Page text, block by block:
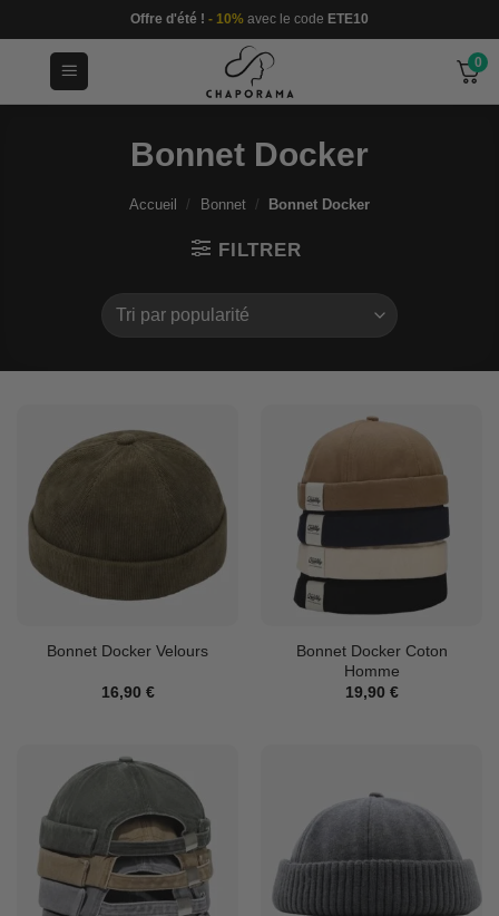
au
contenu
Offre d'été ! - 10% avec le code ETE10
0
Bonnet Docker
Accueil / Bonnet / Bonnet Docker
FILTRER
Bonnet Docker Velours
16,90 €
Bonnet Docker Coton
Homme
19,90 €